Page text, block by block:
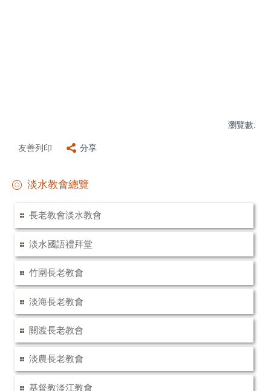
瀏覽數:
友善列印 分享
淡水教會總覽
長老教會淡水教會
淡水國語禮拜堂
竹圍長老教會
淡海長老教會
關渡長老教會
淡農長老教會
基督教淡江教會